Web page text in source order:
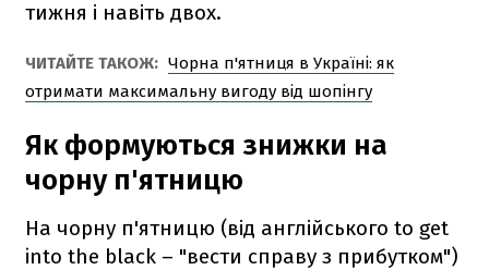
тижня і навіть двох.
ЧИТАЙТЕ ТАКОЖ: Чорна п'ятниця в Україні: як
отримати максимальну вигоду від шопінгу
Як формуються знижки на
чорну п'ятницю
На чорну п'ятницю (від англійського to get
into the black – "вести справу з прибутком")